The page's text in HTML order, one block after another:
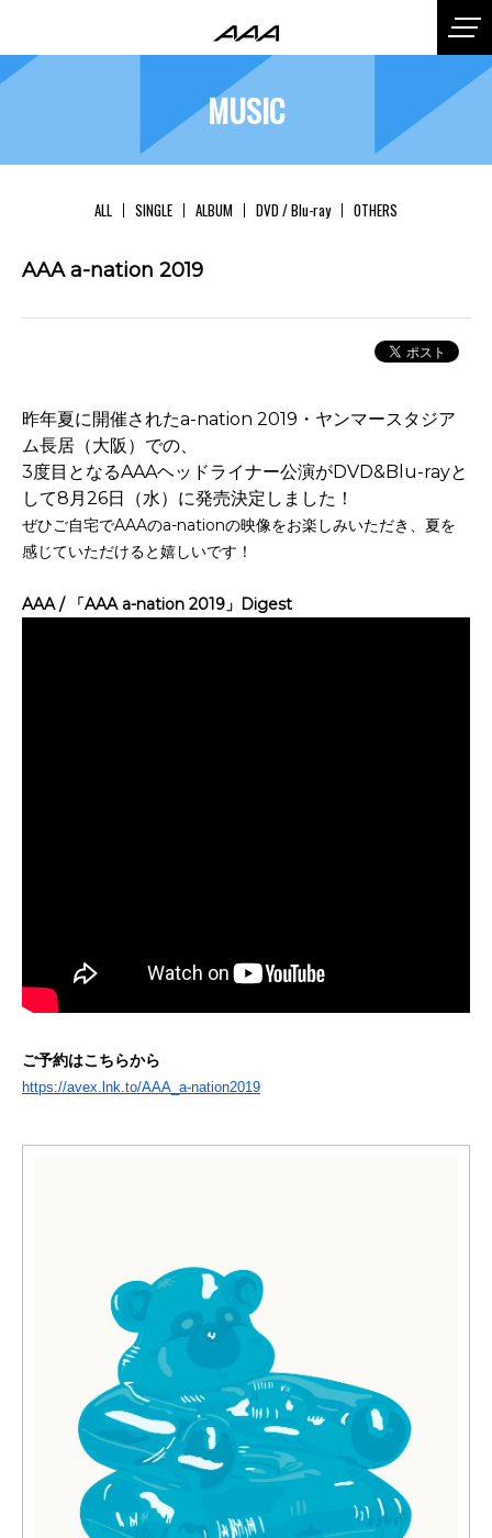
MUSIC
ALL SINGLE ALBUM DVD / Blu-ray OTHERS
AAA a-nation 2019
昨年夏に開催されたa-nation 2019・ヤンマースタジア
ム長居（大阪）での、
3度目となるAAAヘッドライナー公演がDVD&Blu-rayと
して8月26日（水）に発売決定しました！
ぜひご自宅でAAAのa-nationの映像をお楽しみいただき、夏を
感じていただけると嬉しいです！
AAA / 「AAA a-nation 2019」Digest
ご予約はこちらから
https://avex.lnk.to/AAA_a-nation2019